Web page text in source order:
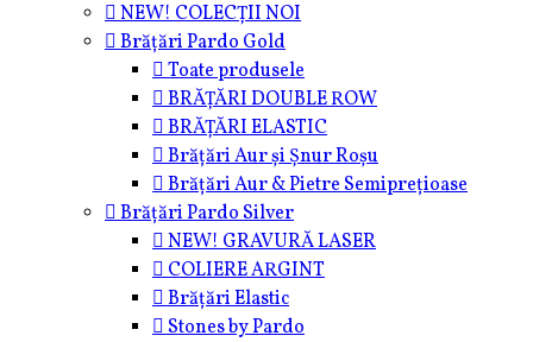
NEW! COLECȚII NOI
Brățări Pardo Gold
Toate produsele
BRĂȚĂRI DOUBLE ROW
BRĂȚĂRI ELASTIC
Brățări Aur și Șnur Roșu
Brățări Aur & Pietre Semiprețioase
Brățări Pardo Silver
NEW! GRAVURĂ LASER
COLIERE ARGINT
Brățări Elastic
Stones by Pardo